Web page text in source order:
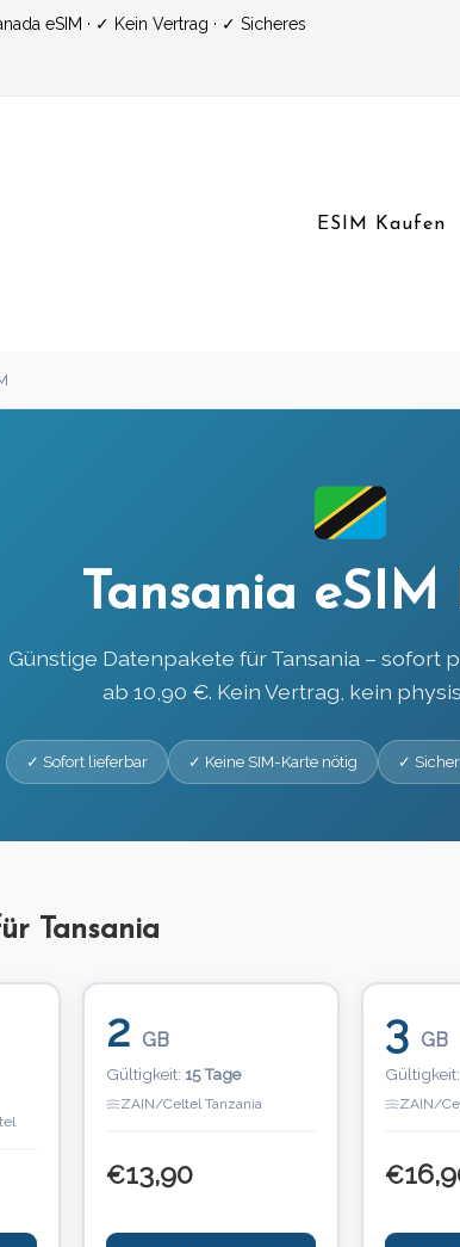
eSIM · ✓ Kein Vertrag · ✓ Sicheres
ESIM Kaufen
Tansania
Günstige Datenpakete für Tansania – sofort
ab 10,90 €. Kein Vertrag, kein
✓ Sofort lieferbar ✓ Keine SIM-Karte nötig ✓
Tansania
2 GB
Gültigkeit: 15 Tage
ZAIN/Celtel Tanzania
€13,90
3 GB
Gültigkeit:
ZAIN/
€